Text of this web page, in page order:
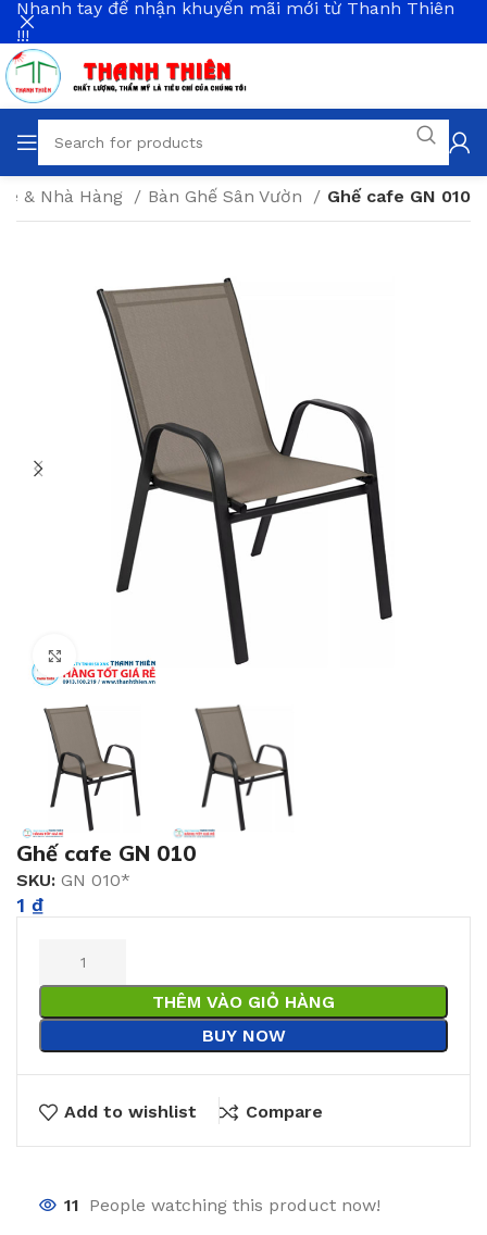
& Nhà Hàng Bàn Ghế Sân Vườn Ghế cafe GN 010
Click to enlarge
Ghế cafe GN 010
SKU: GN 010*
1 ₫
THÊM VÀO GIỎ HÀNG
BUY NOW
Add to wishlist Compare
11 People watching this product now!
Nhanh tay để nhận khuyến mãi mới từ Thanh Thiên
!!!